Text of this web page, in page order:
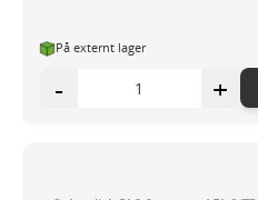
På externt lager
- +